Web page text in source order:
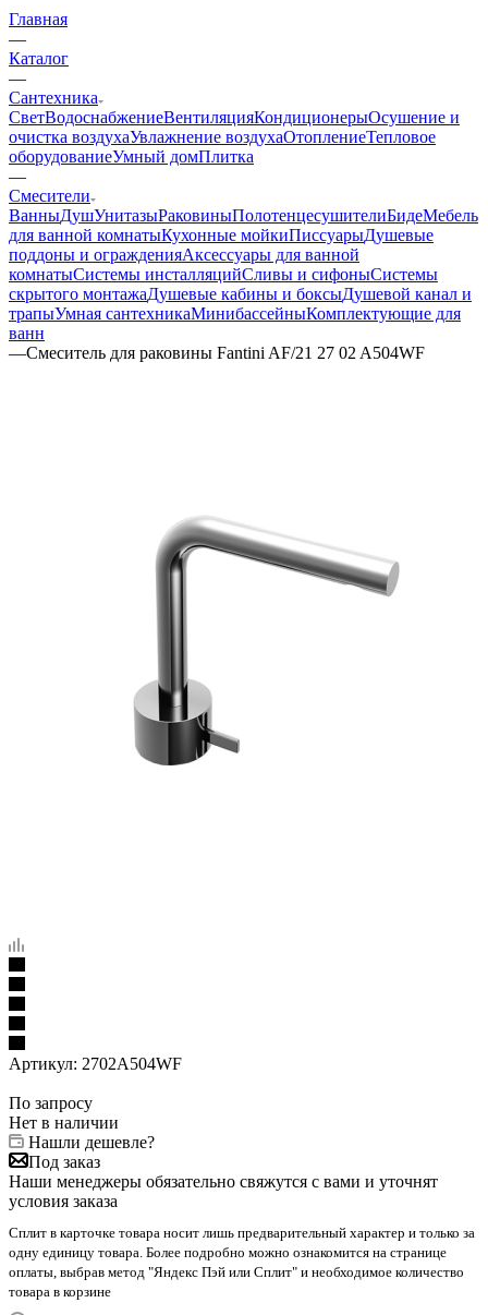
Главная
—
Каталог
—
Сантехника
СветВодоснабжениеВентиляцияКондиционерыОсушение и
очистка воздухаУвлажнение воздухаОтоплениеТепловое
оборудованиеУмный домПлитка
—
Смесители
ВанныДушУнитазыРаковиныПолотенцесушителиБидеМебель
для ванной комнатыКухонные мойкиПиссуарыДушевые
поддоны и огражденияАксессуары для ванной
комнатыСистемы инсталляцийСливы и сифоныСистемы
скрытого монтажаДушевые кабины и боксыДушевой канал и
трапыУмная сантехникаМинибассейныКомплектующие для
ванн
—Смеситель для раковины Fantini AF/21 27 02 A504WF
Артикул: 2702A504WF
По запросу
Нет в наличии
Нашли дешевле?
Под заказ
Наши менеджеры обязательно свяжутся с вами и уточнят
условия заказа
Сплит в карточке товара носит лишь предварительный характер и только за
одну единицу товара. Более подробно можно ознакомится на странице
оплаты, выбрав метод "Яндекс Пэй или Сплит" и необходимое количество
товара в корзине